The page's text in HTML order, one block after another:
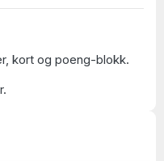
kort og poeng-blokk.